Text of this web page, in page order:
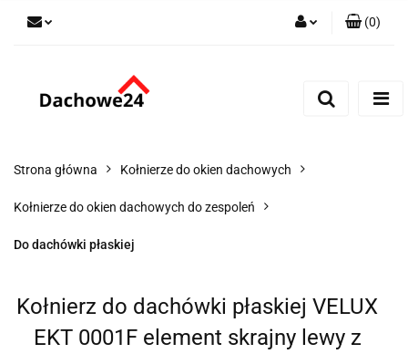
(0)
Strona główna Kołnierze do okien dachowych
Kołnierze do okien dachowych do zespoleń
Do dachówki płaskiej
Kołnierz do dachówki płaskiej VELUX
EKT 0001F element skrajny lewy z